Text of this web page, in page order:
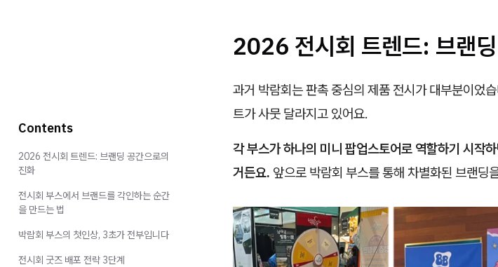
2026 전시회 트렌드: 브랜
과거 박람회는 판촉 중심의 제품 전시가 대부분이었
트가 사뭇 달라지고 있어요.
각 부스가 하나의 미니 팝업스토어로 역할하기 시작
거든요. 앞으로 박람회 부스를 통해 차별화된 브랜딩
Contents
2026 전시회 트렌드: 브랜딩 공간으로의
진화
전시회 부스에서 브랜드를 각인하는 순간
을 만드는 법
박람회 부스의 첫인상, 3초가 전부입니다
전시회 굿즈 배포 전략 3단계